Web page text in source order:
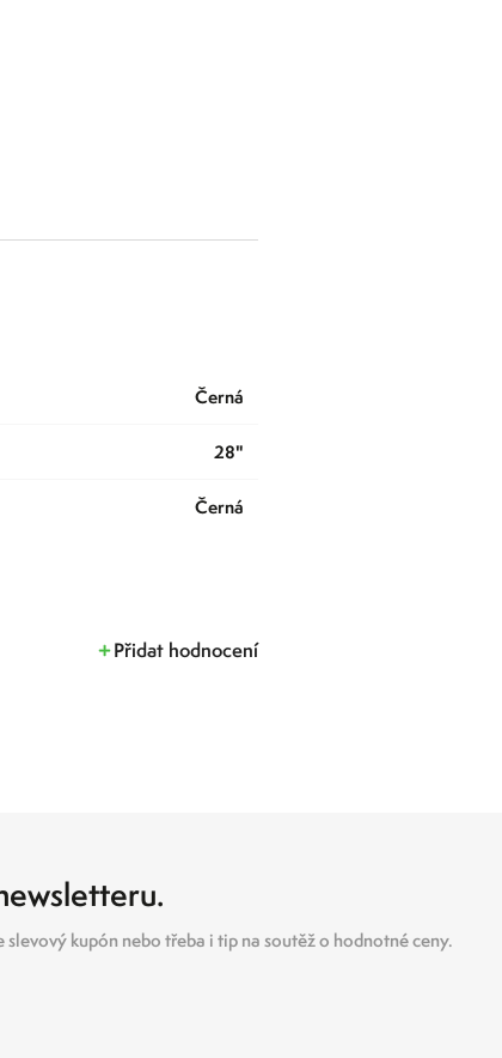
černá
28"
Černá
Přidat hodnocení
kupón nebo třeba i tip na soutěž o hodnotné ceny.